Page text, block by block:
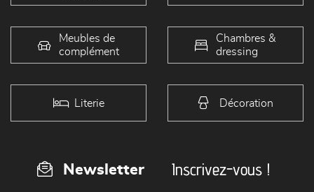
Meubles de
complément
Chambres &
dressing
Literie Décoration
Newsletter Inscrivez-vous !